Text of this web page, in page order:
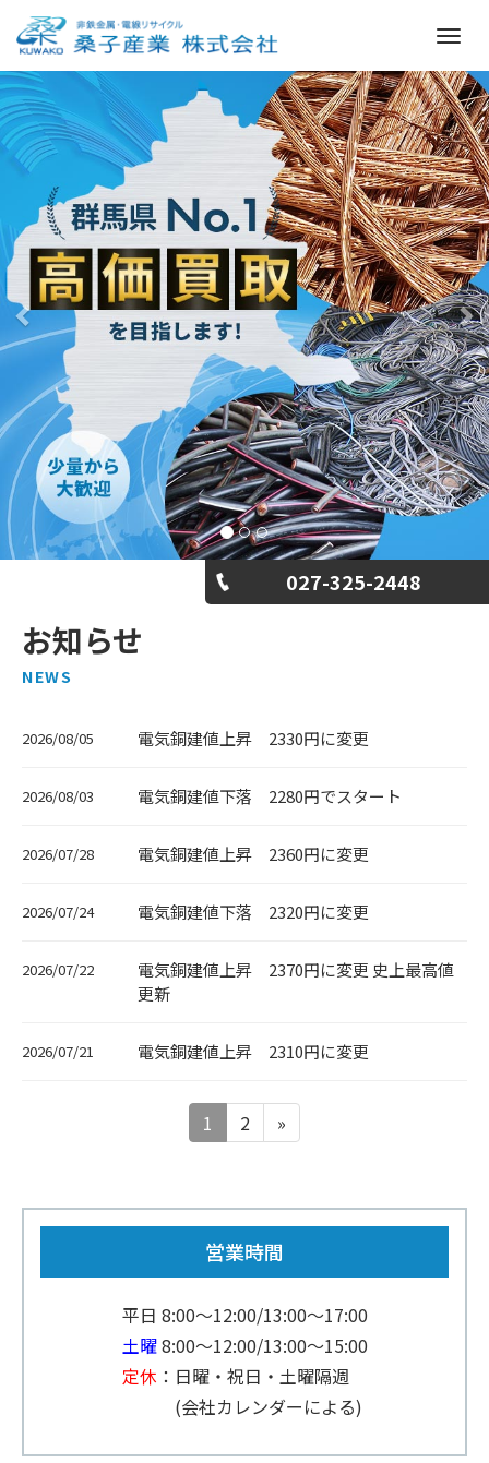
M
e
n
u
前
へ
次
へ
027-325-2448
お知らせ
NEWS
2026/08/05 電気銅建値上昇 2330円に変更
2026/08/03 電気銅建値下落 2280円でスタート
2026/07/28 電気銅建値上昇 2360円に変更
2026/07/24 電気銅建値下落 2320円に変更
2026/07/22
電気銅建値上昇 2370円に変更 史上最高値
更新
2026/07/21 電気銅建値上昇 2310円に変更
1 2 »
営業時間
平日 8:00～12:00/13:00～17:00
土曜8:00～12:00/13:00～15:00
定休 ：日曜・祝日・土曜隔週
(会社カレンダーによる)